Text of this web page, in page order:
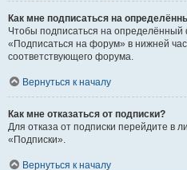
Как мне подписаться на
Чтобы подписаться на
«Подписаться на форум» в нижней
соответствующего форума.
Вернуться к началу
Как мне отказаться от подписки?
Для отказа от подписки перейдите в
«Подписки».
Вернуться к началу